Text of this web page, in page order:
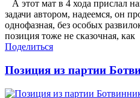
А этот мат в 4 хода прислал
задачи автором, надеемся, он
однофазная, без особых
позиция тоже не сказочная, как
Поделиться
Позиция из партии